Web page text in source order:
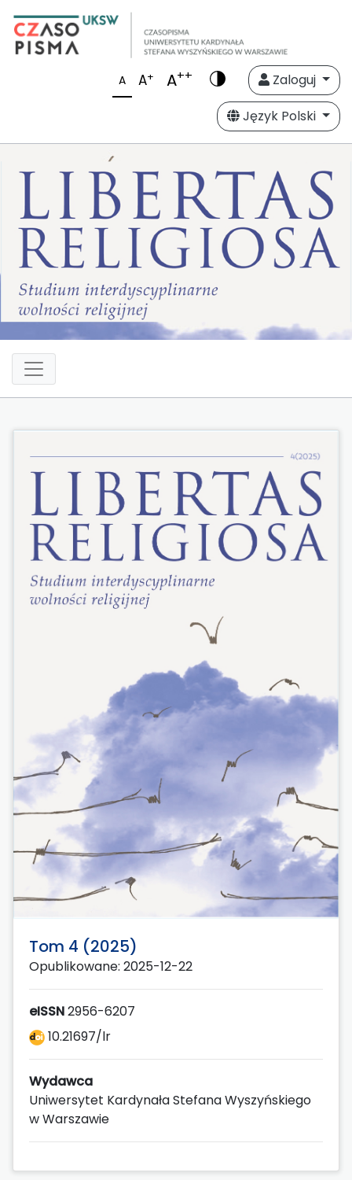
A A+ A++
Zaloguj
Język Polski
Tom 4 (2025)
Opublikowane: 2025-12-22
eISSN2956-6207
10.21697/lr
Wydawca
Uniwersytet Kardynała Stefana Wyszyńskiego
w Warszawie